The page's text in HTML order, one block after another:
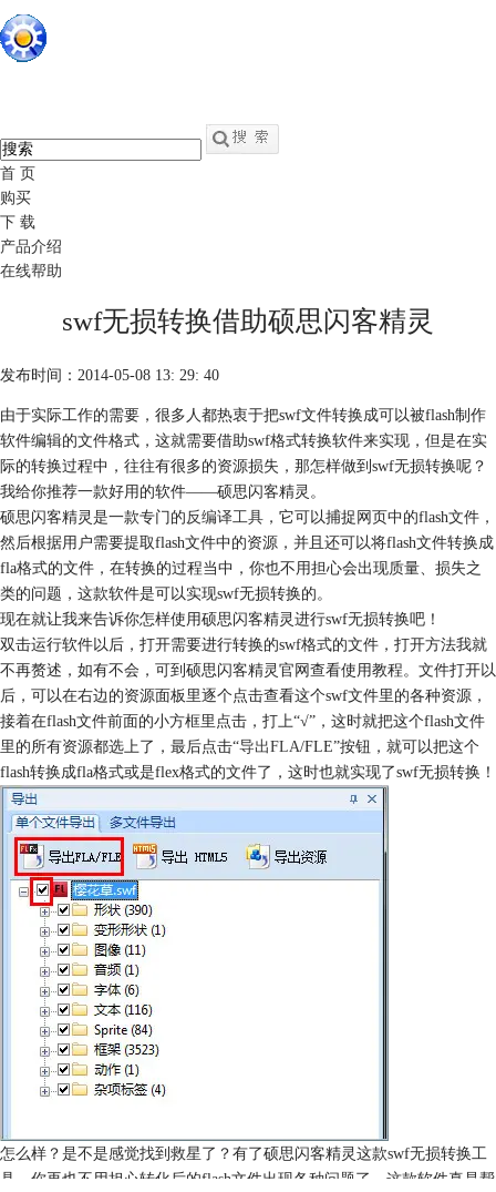
首 页
购买
下 载
产品介绍
在线帮助
swf无损转换借助硕思闪客精灵
发布时间：2014-05-08 13: 29: 40
由于实际工作的需要，很多人都热衷于把swf文件转换成可以被flash制作
软件编辑的文件格式，这就需要借助swf格式转换软件来实现，但是在实
际的转换过程中，往往有很多的资源损失，那怎样做到swf无损转换呢？
我给你推荐一款好用的软件——硕思闪客精灵。
硕思闪客精灵是一款专门的反编译工具 ，它可以捕捉网页中的flash文件，
然后根据用户需要提取flash文件中的资源，并且还可以将flash文件转换成
fla格式的文件，在转换的过程当中，你也不用担心会出现质量、损失之
类的问题，这款软件是可以实现swf无损转换的。
现在就让我来告诉你怎样使用硕思闪客精灵进行swf无损转换吧！
双击运行软件以后，打开需要进行转换的swf格式的文件，打开方法我就
不再赘述，如有不会，可到硕思闪客精灵官网查看使用教程。文件打开以
后，可以在右边的资源面板里逐个点击查看这个swf文件里的各种资源，
接着在flash文件前面的小方框里点击，打上“√”，这时就把这个flash文件
里的所有资源都选上了，最后点击“导出FLA/FLE”按钮，就可以把这个
flash转换成fla格式或是flex格式的文件了，这时也就实现了swf无损转换！
怎么样？是不是感觉找到救星了？有了硕思闪客精灵这款swf无损转换工
具，你再也不用担心转化后的flash文件出现各种问题了。这款软件真是帮